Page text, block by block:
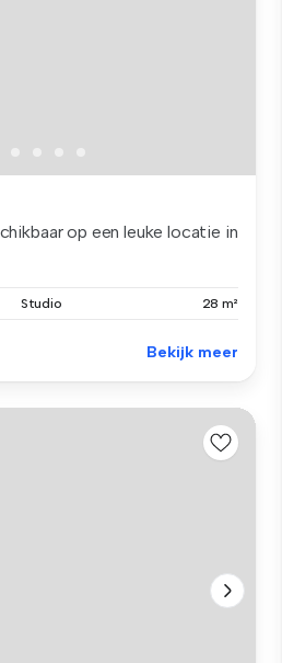
op een leuke locatie in
Studio 28 m²
Bekijk meer